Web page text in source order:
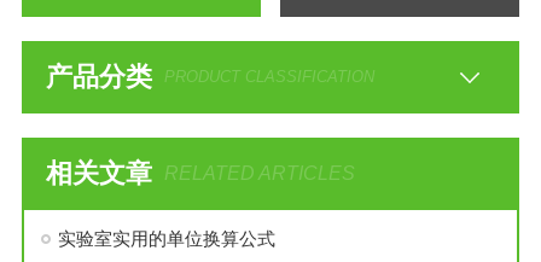
产品分类 PRODUCT CLASSIFICATION
相关文章 RELATED ARTICLES
实验室实用的单位换算公式